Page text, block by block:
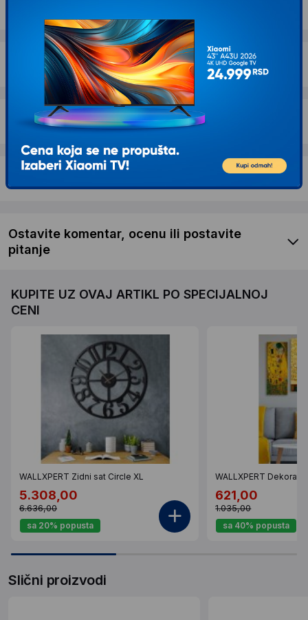
Dostava i povrat
Garancija
Ostavite komentar, ocenu ili postavite
pitanje
KUPITE UZ OVAJ ARTIKL PO SPECIJALNOJ
CENI
WALLXPERT Zidni sat Circle XL
5.308,00
6.636,00
sa 20% popusta
WALLXPERT
621,00
1.035,00
sa 40% popusta
Slični proizvodi